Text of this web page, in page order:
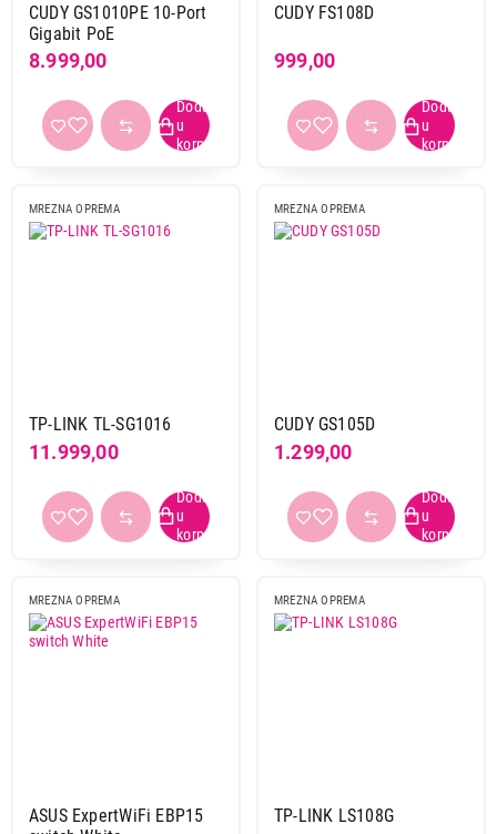
CUDY GS1010PE 10-Port
Gigabit PoE
8.999,00
CUDY FS108D
999,00
MREZNA OPREMA
TP-LINK TL-SG1016
11.999,00
MREZNA OPREMA
CUDY GS105D
1.299,00
MREZNA OPREMA
ASUS ExpertWiFi EBP15
MREZNA OPREMA
TP-LINK LS108G